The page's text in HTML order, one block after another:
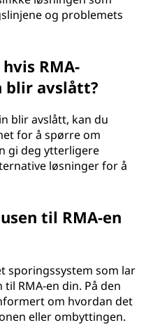
og problemets
RMA-
blir avslått?
blir avslått, kan du
for å spørre om
gi deg ytterligere
løsninger for å
til RMA-en
sporingssystem som lar
RMA-en din. På den
om hvordan det
eller ombyttingen.